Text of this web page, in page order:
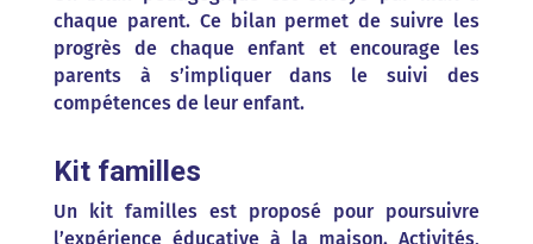
chaque parent. Ce bilan permet de suivre les
progrès de chaque enfant et encourage les
parents à s’impliquer dans le suivi des
compétences de leur enfant.
Kit familles
Un kit familles est proposé pour poursuivre
l’expérience éducative à la maison. Activités,